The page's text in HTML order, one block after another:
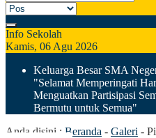
Info Sekolah
Kamis, 06 Agu 2026
Keluarga Besar SMA
"Selamat Memperingati
Menguatkan Partisipasi
Bermutu untuk Semua"
Anda disini : Beranda - Galeri -